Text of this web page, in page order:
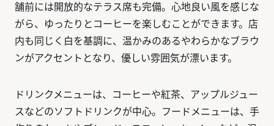
舗前には開放的なテラス席も完備。心地良い風を感じな
がら、ゆったりとコーヒーを楽しむことができます。店
内も同じく白を基調に、温かみのあるやわらかなブラウ
ンがアクセントとなり、優しい雰囲気が漂います。
ドリンクメニューは、コーヒーや紅茶、アップルジュー
スなどのソフトドリンクが中心。フードメニューは、手